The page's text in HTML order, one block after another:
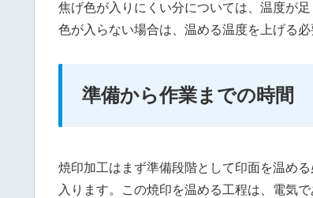
焦げ色が入りにくい分については、温度が
色が入らない場合は、温める温度を上げる必
準備から作業までの時間
焼印加工はまず準備段階として印面を温め
入ります。この焼印を温める工程は、電気